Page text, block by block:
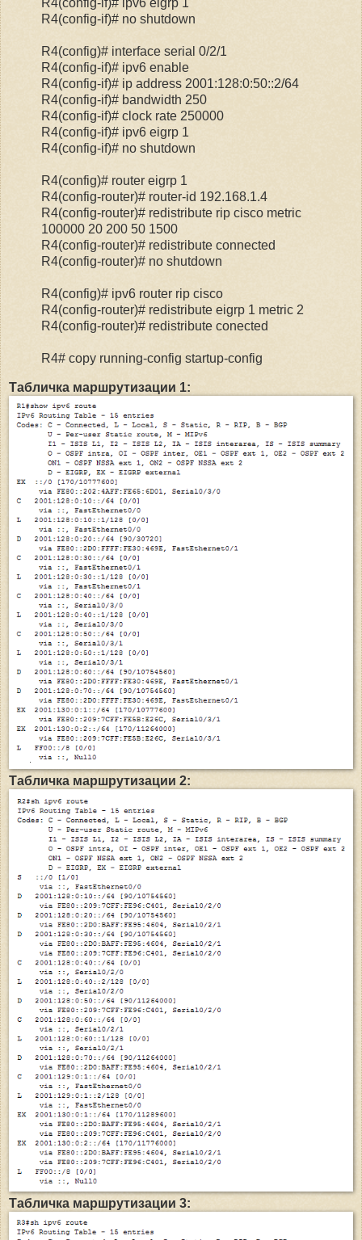
R4(config-if)# ipv6 eigrp 1
R4(config-if)# no shutdown
R4(config)# interface serial 0/2/1
R4(config-if)# ipv6 enable
R4(config-if)# ip address 2001:128:0:50::2/64
R4(config-if)# bandwidth 250
R4(config-if)# clock rate 250000
R4(config-if)# ipv6 eigrp 1
R4(config-if)# no shutdown
R4(config)# router eigrp 1
R4(config-router)# router-id 192.168.1.4
R4(config-router)# redistribute rip cisco metric
100000 20 200 50 1500
R4(config-router)# redistribute connected
R4(config-router)# no shutdown
R4(config)# ipv6 router rip cisco
R4(config-router)# redistribute eigrp 1 metric 2
R4(config-router)# redistribute conected
R4# copy running-config startup-config
Табличка маршрутизации 1:
Табличка маршрутизации 2:
Табличка маршрутизации 3: